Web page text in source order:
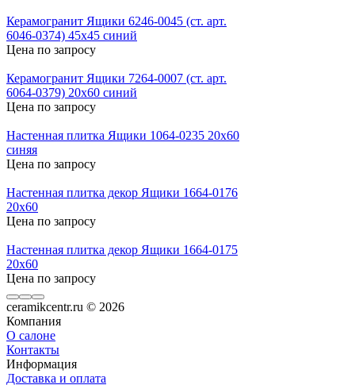
Керамогранит Ящики 6246-0045 (ст. арт.
6046-0374) 45x45 синий
Цена по запросу
Керамогранит Ящики 7264-0007 (ст. арт.
6064-0379) 20х60 синий
Цена по запросу
Настенная плитка Ящики 1064-0235 20x60
синяя
Цена по запросу
Настенная плитка декор Ящики 1664-0176
20x60
Цена по запросу
Настенная плитка декор Ящики 1664-0175
20x60
Цена по запросу
ceramikcentr.ru © 2026
Компания
О салоне
Контакты
Информация
Доставка и оплата